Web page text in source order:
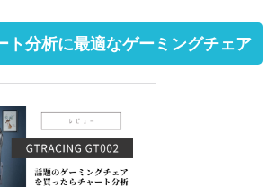
ト分析に最適なゲーミングチェア